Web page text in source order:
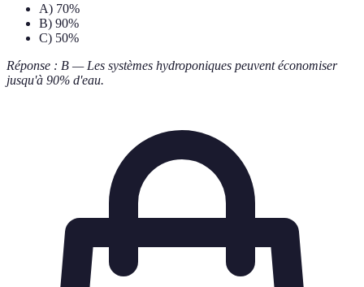
A) 70%
B) 90%
C) 50%
Réponse : B — Les systèmes hydroponiques peuvent économiser
jusqu'à 90% d'eau.